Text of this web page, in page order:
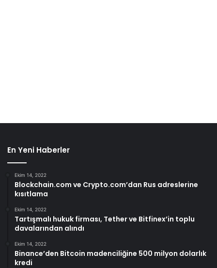
En Yeni Haberler
Ekim 14, 2022
Blockchain.com ve Crypto.com’dan Rus adreslerine
kısıtlama
Ekim 14, 2022
Tartışmalı hukuk firması, Tether ve Bitfinex’in toplu
davalarından alındı
Ekim 14, 2022
Binance’den Bitcoin madenciliğine 500 milyon dolarlık
kredi